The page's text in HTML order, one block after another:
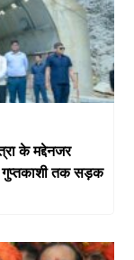
के मद्देनजर
गुप्तकाशी तक सड़क